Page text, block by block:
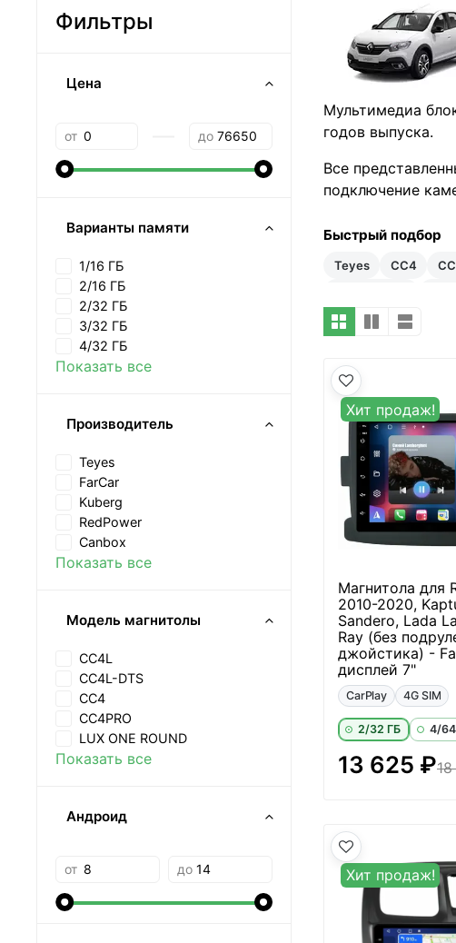
Мультимедиа
годов выпуска.
Все
подключение
Быстрый подбор
Teyes CC4
Хит продаж!
Магнитола для
2010-2020,
Sandero, Lada
Ray (без
джойстика) -
дисплей 7"
CarPlay 4G SIM
2/32 ГБ 4/
13 625 ₽
Хит продаж!
Фильтры
Цена
от до
Варианты памяти
1/16 ГБ
2/16 ГБ
2/32 ГБ
3/32 ГБ
4/32 ГБ
Показать все
Производитель
Teyes
FarCar
Kuberg
RedPower
Canbox
Показать все
Модель магнитолы
CC4L
CC4L-DTS
CC4
CC4PRO
LUX ONE ROUND
Показать все
Андроид
от до